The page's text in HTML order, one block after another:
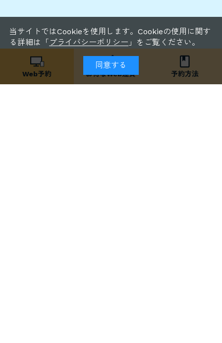
当サイトではCookieを使用します。Cookieの使用に関す
る詳細は「 プライバシーポリシー 」をご覧ください。
同意する
Web予約 お得なWeb運賃 予約方法